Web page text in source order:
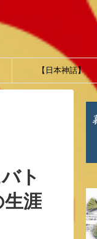
【日本神話】
ト
生涯